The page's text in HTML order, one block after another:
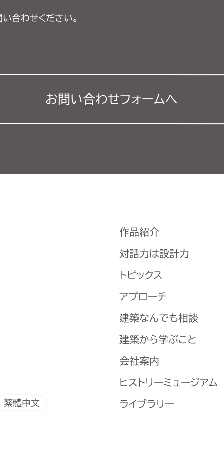
合わせください。
お問い合わせフォームへ
繁體中文
作品紹介
対話力は設計力
トピックス
アプローチ
建築なんでも相談
建築から学ぶこと
会社案内
ヒストリーミュージアム
ライブラリー